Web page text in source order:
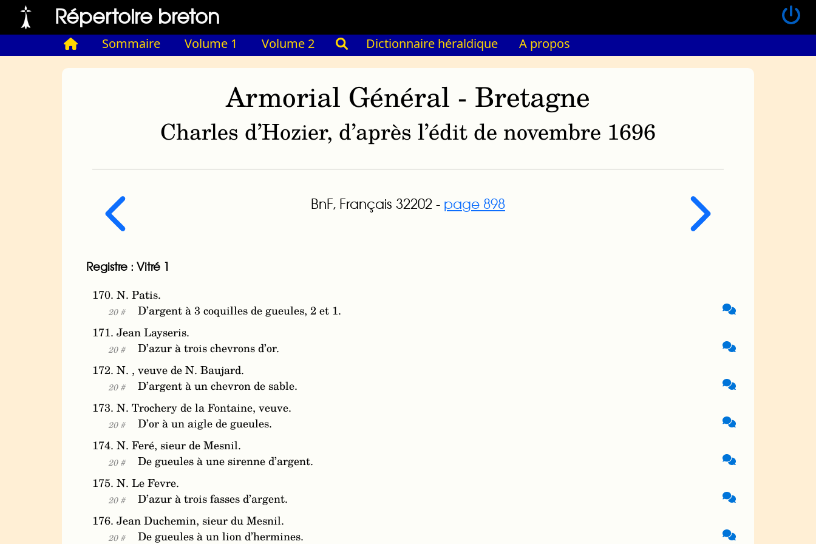
Répertoire breton
Sommaire Volume 1 Volume 2 Dictionnaire héraldique A propos
Armorial Général - Bretagne
Charles d’Hozier, d’après l’édit de novembre 1696
BnF, Français 32202 - page 898
Registre : Vitré 1
170. N. Patis.
20 #
D’argent à 3 coquilles de gueules, 2 et 1.
171. Jean Layseris.
20 #
D’azur à trois chevrons d’or.
172. N. , veuve de N. Baujard.
20 #
D’argent à un chevron de sable.
173. N. Trochery de la Fontaine, veuve.
20 #
D’or à un aigle de gueules.
174. N. Feré, sieur de Mesnil.
20 #
De gueules à une sirenne d’argent.
175. N. Le Fevre.
20 #
D’azur à trois fasses d’argent.
176. Jean Duchemin, sieur du Mesnil.
20 # De gueules à un lion d’hermines.